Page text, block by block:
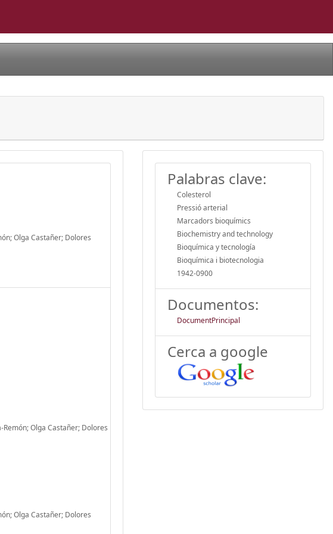
Olga Castañer; Dolores
Remón; Olga Castañer; Dolores
Olga Castañer; Dolores
Palabras clave:
Colesterol
Pressió arterial
Marcadors bioquímics
Biochemistry and technology
Bioquímica y tecnología
Bioquímica i biotecnologia
1942-0900
Documentos:
DocumentPrincipal
Cerca a google